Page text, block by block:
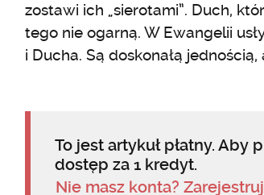
zostawi ich „sierotami”. Duch,
tego nie ogarną. W Ewangelii
i Ducha. Są doskonałą
To jest artykuł płatny. Aby
dostęp za 1 kredyt.
Nie masz konta?